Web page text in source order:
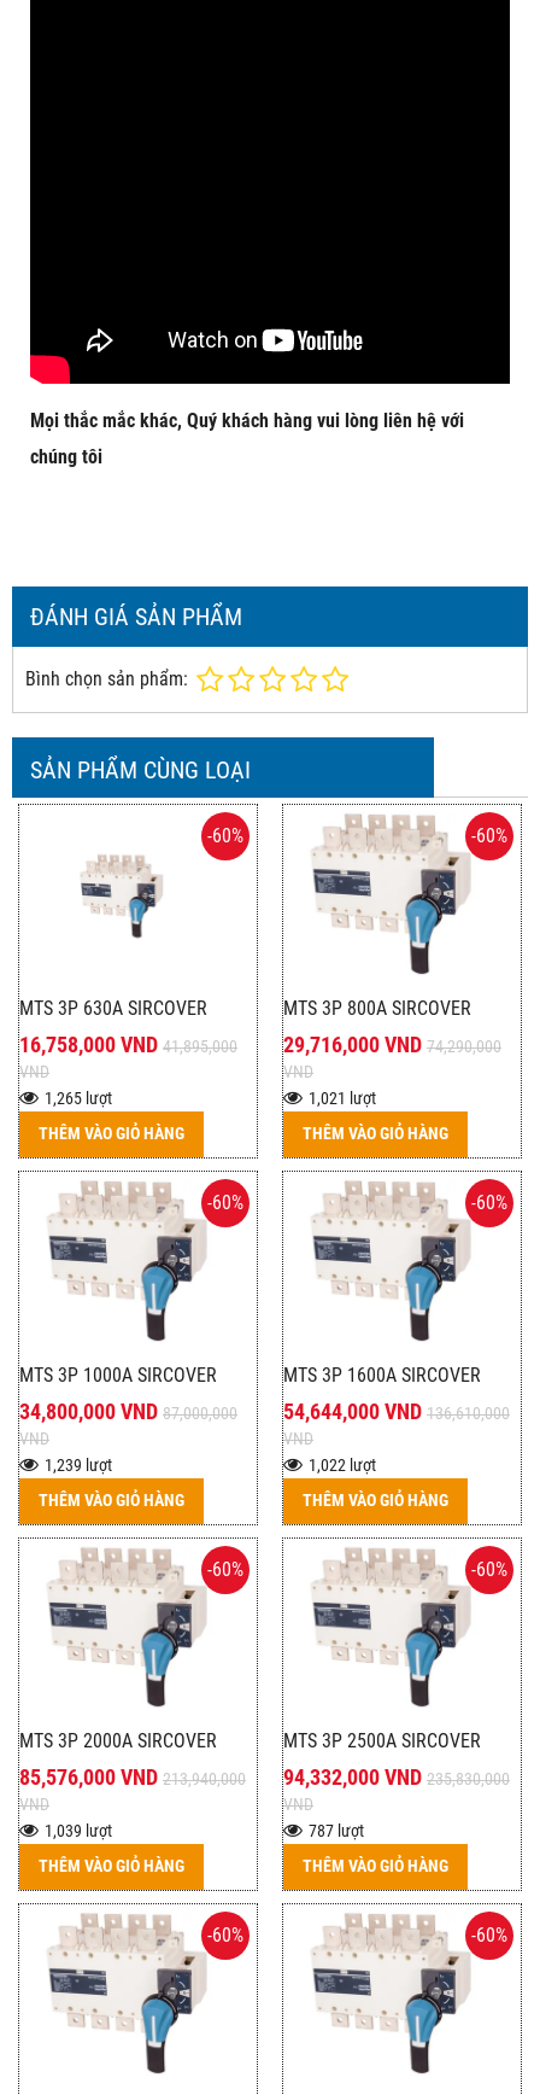
Mọi thắc mắc khác, Quý khách hàng vui lòng liên hệ với
chúng tôi
ĐÁNH GIÁ SẢN PHẨM
Bình chọn sản phẩm:
SẢN PHẨM CÙNG LOẠI
-60%
MTS 3P 630A SIRCOVER
16,758,000 VND 41,895,000
VND
1,265 lượt
THÊM VÀO GIỎ HÀNG
-60%
MTS 3P 800A SIRCOVER
29,716,000 VND 74,290,000
VND
1,021 lượt
THÊM VÀO GIỎ HÀNG
-60%
MTS 3P 1000A SIRCOVER
34,800,000 VND 87,000,000
VND
1,239 lượt
THÊM VÀO GIỎ HÀNG
-60%
MTS 3P 1600A SIRCOVER
54,644,000 VND 136,610,000
VND
1,022 lượt
THÊM VÀO GIỎ HÀNG
-60%
MTS 3P 2000A SIRCOVER
85,576,000 VND 213,940,000
VND
1,039 lượt
THÊM VÀO GIỎ HÀNG
-60%
MTS 3P 2500A SIRCOVER
94,332,000 VND 235,830,000
VND
787 lượt
THÊM VÀO GIỎ HÀNG
-60% -60%